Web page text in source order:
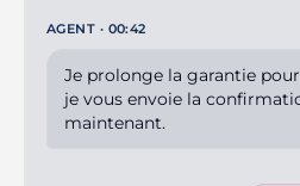
AGENT · 00:42
Je prolonge la garantie
je vous envoie la
maintenant.